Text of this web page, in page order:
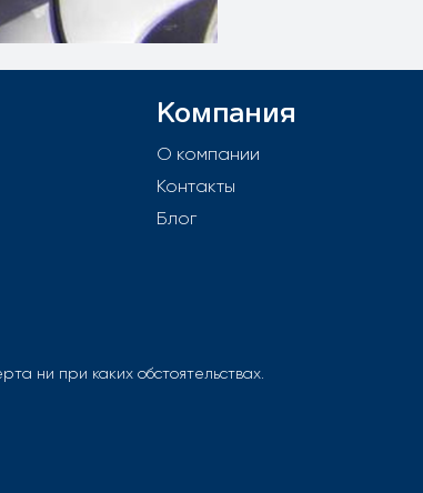
Компания
О компании
Контакты
Блог
ни при каких обстоятельствах.